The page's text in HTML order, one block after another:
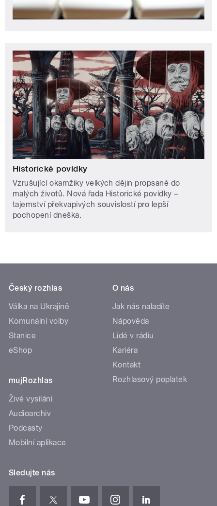
Historické povídky
Vzrušující okamžiky velkých dějin propsané do
malých životů. Nová řada Historické povídky –
tajemství překvapivých souvislostí pro lepší
pochopení dneška.
Český rozhlas
Válka na Ukrajině
Komunální volby
Stanice
eShop
mujRozhlas
Živé vysílání
Audioarchiv
Podcasty
Mobilní aplikace
O nás
Jak nás naladíte
Nápověda
Lidé v rádiu
Kariéra
Kontakt
Rozhlasový poplatek
Sledujte nás